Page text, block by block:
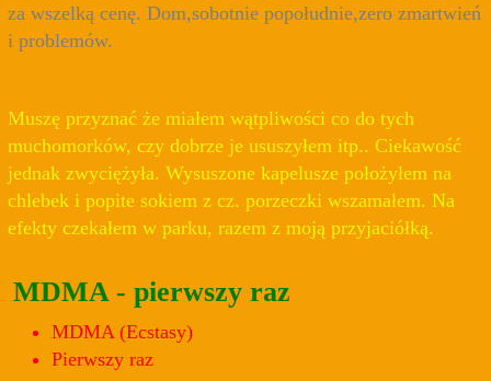
za wszelką cenę. Dom,sobotnie popołudnie,zero zmartwień
i problemów.
Muszę przyznać że miałem wątpliwości co do tych
muchomorków, czy dobrze je ususzyłem itp.. Ciekawość
jednak zwyciężyła. Wysuszone kapelusze położyłem na
chlebek i popite sokiem z cz. porzeczki wszamałem. Na
efekty czekałem w parku, razem z moją przyjaciółką.
MDMA - pierwszy raz
MDMA (Ecstasy)
Pierwszy raz